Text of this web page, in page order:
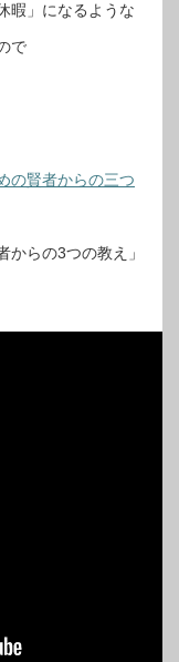
暇」になるような
で
の賢者からの三つ
らの3つの教え」